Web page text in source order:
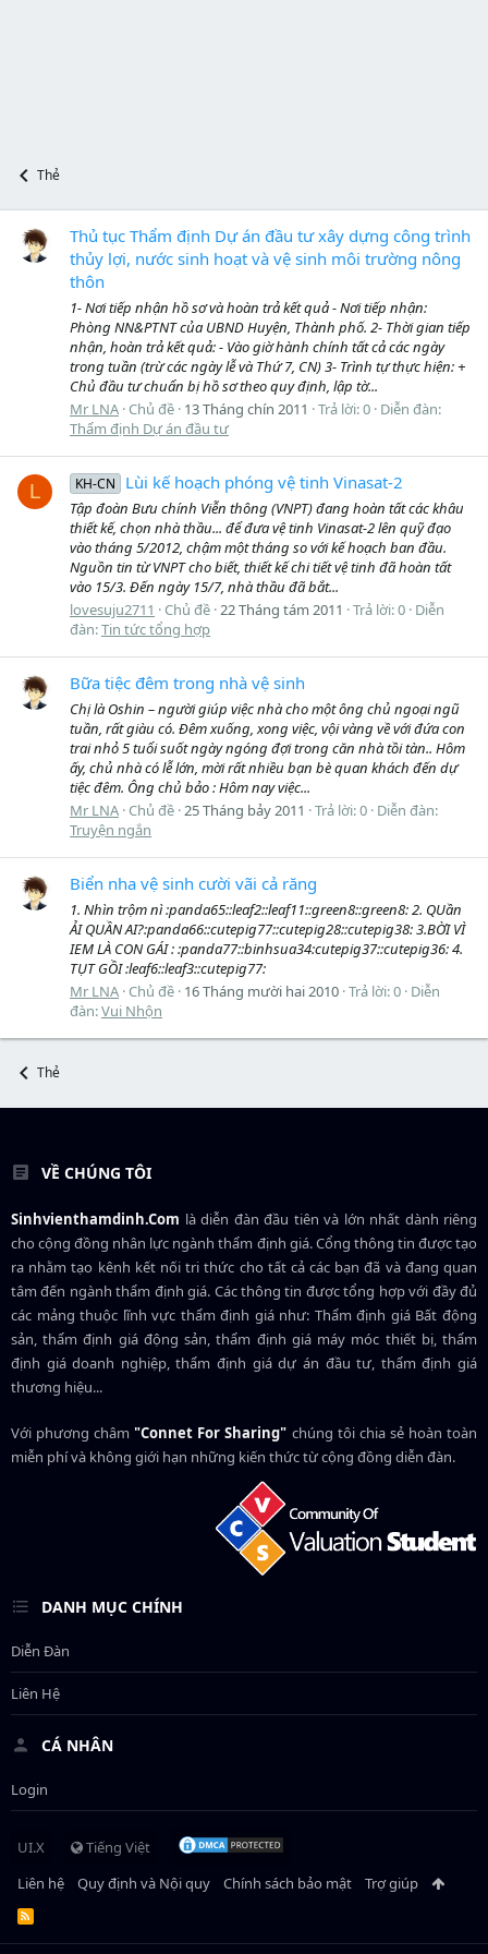
Thẻ
Thủ tục Thẩm định Dự án đầu tư xây dựng công trình
thủy lợi, nước sinh hoạt và vệ sinh môi trường nông
thôn
1- Nơi tiếp nhận hồ sơ và hoàn trả kết quả - Nơi tiếp nhận:
Phòng NN&PTNT của UBND Huyện, Thành phố. 2- Thời gian tiếp
nhận, hoàn trả kết quả: - Vào giờ hành chính tất cả các ngày
trong tuần (trừ các ngày lễ và Thứ 7, CN) 3- Trình tự thực hiện: +
Chủ đầu tư chuẩn bị hồ sơ theo quy định, lập tờ...
Mr LNA Chủ đề 13 Tháng chín 2011 Trả lời: 0 Diễn đàn:
Thẩm định Dự án đầu tư
L KH-CN Lùi kế hoạch phóng vệ tinh Vinasat-2
Tập đoàn Bưu chính Viễn thông (VNPT) đang hoàn tất các khâu
thiết kế, chọn nhà thầu... để đưa vệ tinh Vinasat-2 lên quỹ đạo
vào tháng 5/2012, chậm một tháng so với kế hoạch ban đầu.
Nguồn tin từ VNPT cho biết, thiết kế chi tiết vệ tinh đã hoàn tất
vào 15/3. Đến ngày 15/7, nhà thầu đã bắt...
lovesuju2711
Chủ đề 22 Tháng tám 2011 Trả lời: 0 Diễn
đàn:Tin tức tổng hợp
Bữa tiệc đêm trong nhà vệ sinh
Chị là Oshin – người giúp việc nhà cho một ông chủ ngoại ngũ
tuần, rất giàu có. Đêm xuống, xong việc, vội vàng về với đứa con
trai nhỏ 5 tuổi suốt ngày ngóng đợi trong căn nhà tồi tàn.. Hôm
ấy, chủ nhà có lễ lớn, mời rất nhiều bạn bè quan khách đến dự
tiệc đêm. Ông chủ bảo : Hôm nay việc...
Mr LNA Chủ đề 25 Tháng bảy 2011 Trả lời: 0 Diễn đàn:
Truyện ngắn
Biển nha vệ sinh cười vãi cả răng
1. Nhìn trộm nì :panda65::leaf2::leaf11::green8::green8: 2. QUần
ẢI QUẦN AI?:panda66::cutepig77::cutepig28::cutepig38: 3.BỜI VÌ
IEM LÀ CON GÁI : :panda77::binhsua34:cutepig37::cutepig36: 4.
TỤT GỒI :leaf6::leaf3::cutepig77:
Mr LNA Chủ đề 16 Tháng mười hai 2010 Trả lời: 0 Diễn
đàn:Vui Nhộn
Thẻ
VỀ CHÚNG TÔI
Sinhvienthamdinh.Com là diễn đàn đầu tiên và lớn nhất dành riêng
cho cộng đồng nhân lực ngànhthẩm định giá. Cổng thông tin được tạo
ra nhằm tạo kênh kết nối tri thức cho tất cả các bạn đã và đang quan
tâm đến ngành thẩm định giá. Các thông tin được tổng hợp với đầy đủ
các mảng thuộc lĩnh vực thẩm định giá như: Thẩm định giá Bất động
sản, thẩm định giá động sản, thẩm định giá máy móc thiết bị, thẩm
định giá doanh nghiệp, thẩm định giá dự án đầu tư, thẩm định giá
thương hiệu...
Với phương châm"Connet For Sharing" chúng tôi chia sẻ hoàn toàn
miễn phí và không giới hạn những kiến thức từ cộng đồng diễn đàn.
DANH MỤC CHÍNH
Diễn Đàn
Liên Hệ
CÁ NHÂN
Login
UI.X
Tiếng Việt
Liên hệ
Quy định và Nội quy Chính sách bảo mật Trợ giúp
R
S
S